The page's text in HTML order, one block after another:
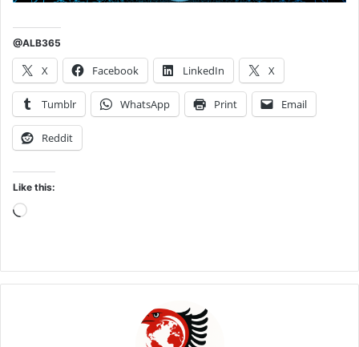
@ALB365
X Facebook LinkedIn X
Tumblr WhatsApp Print Email
Reddit
Like this:
Loading…